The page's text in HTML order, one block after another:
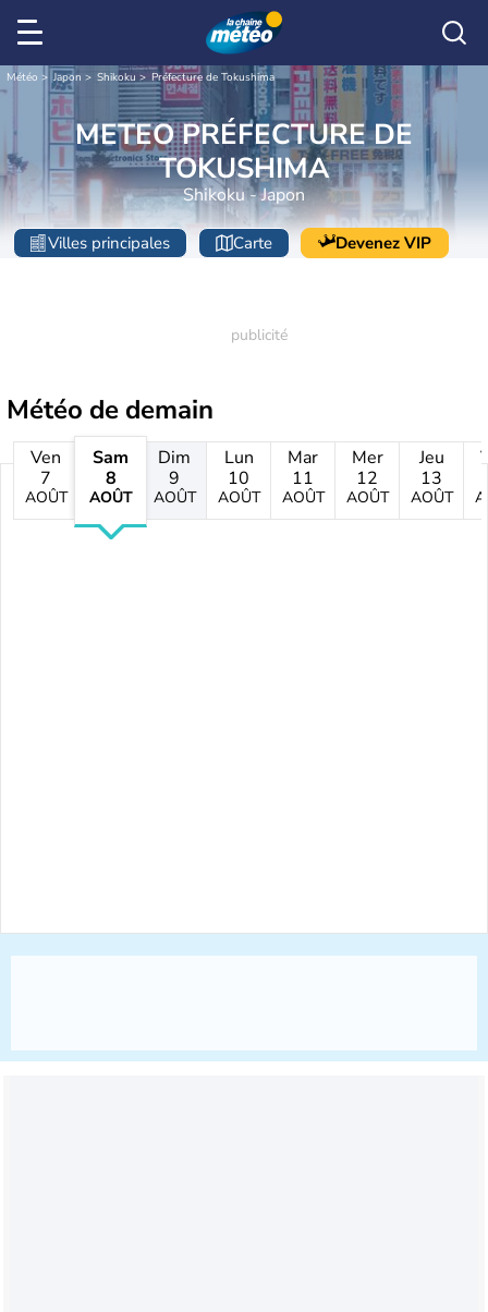
Météo Japon Shikoku Préfecture de Tokushima
METEO PRÉFECTURE DE
TOKUSHIMA
Shikoku - Japon
Villes principales Carte Devenez VIP
Météo de demain
Ven
7
AOÛT
Sam
8
AOÛT
Dim
9
AOÛT
Lun
10
AOÛT
Mar
11
AOÛT
Mer
12
AOÛT
Jeu
13
AOÛT